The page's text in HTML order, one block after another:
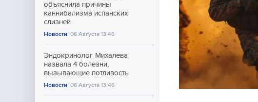
объяснила причины
каннибализма испанских
слизней
Новости 06 Августа 13:46
Эндокринолог Михалева
назвала 4 болезни,
вызывающие потливость
Новости 06 Августа 13:46